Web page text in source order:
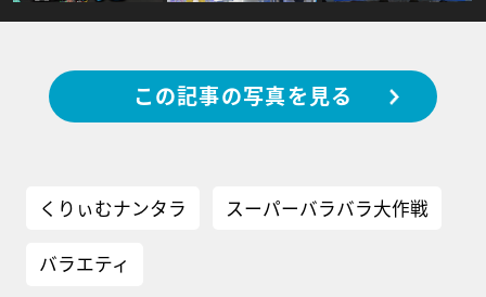
この記事の写真を見る
くりぃむナンタラ スーパーバラバラ大作戦
バラエティ